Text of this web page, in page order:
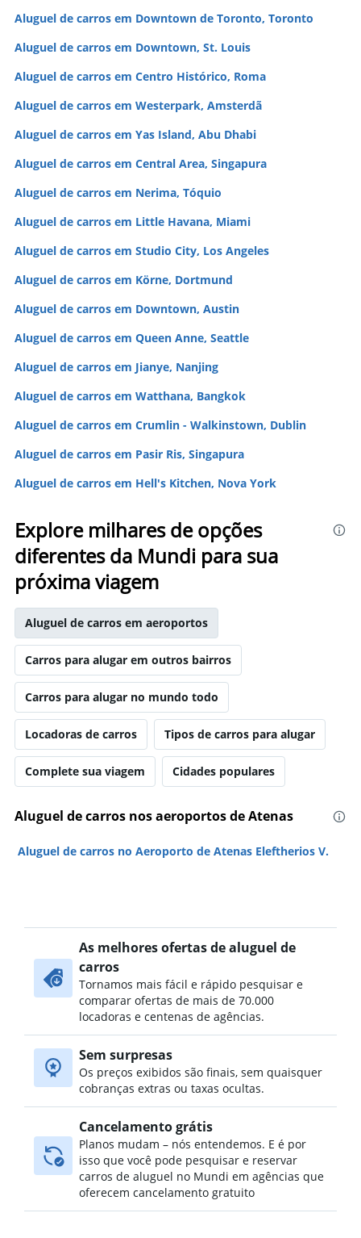
Aluguel de carros em Downtown de Toronto, Toronto
Aluguel de carros em Downtown, St. Louis
Aluguel de carros em Centro Histórico, Roma
Aluguel de carros em Westerpark, Amsterdã
Aluguel de carros em Yas Island, Abu Dhabi
Aluguel de carros em Central Area, Singapura
Aluguel de carros em Nerima, Tóquio
Aluguel de carros em Little Havana, Miami
Aluguel de carros em Studio City, Los Angeles
Aluguel de carros em Körne, Dortmund
Aluguel de carros em Downtown, Austin
Aluguel de carros em Queen Anne, Seattle
Aluguel de carros em Jianye, Nanjing
Aluguel de carros em Watthana, Bangkok
Aluguel de carros em Crumlin - Walkinstown, Dublin
Aluguel de carros em Pasir Ris, Singapura
Aluguel de carros em Hell's Kitchen, Nova York
Explore milhares de opções
diferentes da Mundi para sua
próxima viagem
Aluguel de carros em aeroportos
Carros para alugar em outros bairros
Carros para alugar no mundo todo
Locadoras de carros Tipos de carros para alugar
Complete sua viagem Cidades populares
Aluguel de carros nos aeroportos de Atenas
Aluguel de carros no Aeroporto de Atenas Eleftherios V.
As melhores ofertas de aluguel de
carros
Tornamos mais fácil e rápido pesquisar e
comparar ofertas de mais de 70.000
locadoras e centenas de agências.
Sem surpresas
Os preços exibidos são finais, sem quaisquer
cobranças extras ou taxas ocultas.
Cancelamento grátis
Planos mudam – nós entendemos. E é por
isso que você pode pesquisar e reservar
carros de aluguel no Mundi em agências que
oferecem cancelamento gratuito